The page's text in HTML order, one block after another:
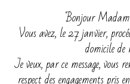
"Bonjour
Vous avez, le 27 janvier,
domicile
Je veux, par ce message,
respect des engagements